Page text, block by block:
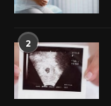
2